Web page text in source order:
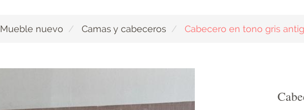
Mueble nuevo Camas y cabeceros Cabecero en tono gris